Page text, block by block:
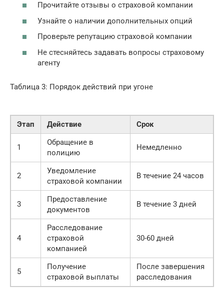
Прочитайте отзывы о страховой компании
Узнайте о наличии дополнительных опций
Проверьте репутацию страховой компании
Не стесняйтесь задавать вопросы страховому
агенту
Таблица 3: Порядок действий при угоне
Этап Действие Срок
1
Обращение в
полицию
Немедленно
2
Уведомление
страховой компании
В течение 24 часов
3
Предоставление
документов
В течение 3 дней
4
Расследование
страховой
компанией
30-60 дней
5
Получение
страховой выплаты
После завершения
расследования